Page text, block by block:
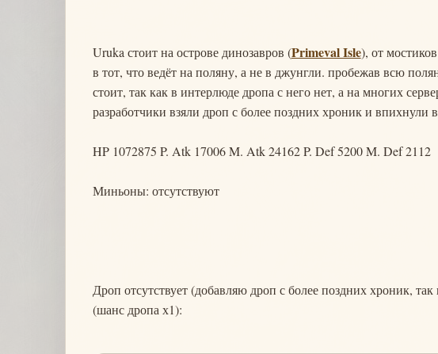
Uruka стоит на острове динозавров (Primeval Isle), от
в тот, что ведёт на поляну, а не в джунгли. пробежав всю
стоит, так как в интерлюде дропа с него нет, а на многих
разработчики взяли дроп с более поздних хроник и впихнули
HP 1072875 P. Atk 17006 M. Atk 24162 P. Def 5200 M. Def 2112
Миньоны: отсутствуют
Дроп отсутствует (добавляю дроп с более поздних хроник,
(шанс дропа х1):